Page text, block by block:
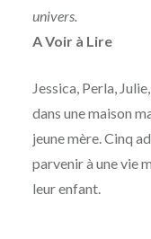
univers.
A Voir à Lire
Jessica, Perla,
dans une maison
jeune mère. Cinq
parvenir à une vie
leur enfant.